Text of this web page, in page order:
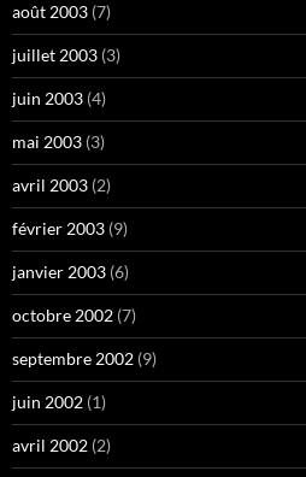
août 2003 (7)
juillet 2003 (3)
juin 2003 (4)
mai 2003 (3)
avril 2003 (2)
février 2003 (9)
janvier 2003 (6)
octobre 2002 (7)
septembre 2002 (9)
juin 2002 (1)
avril 2002 (2)